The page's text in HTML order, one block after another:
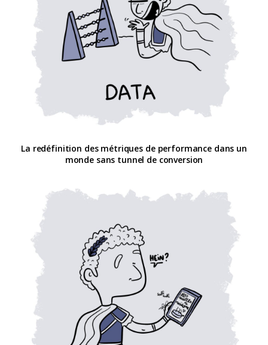
La redéfinition des métriques de performance dans un
monde sans tunnel de conversion